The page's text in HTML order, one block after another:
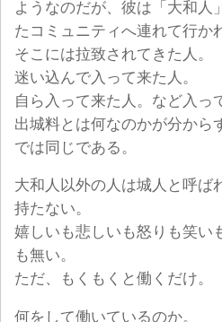
ようなのだが、彼は「大和人
たコミュニティへ連れて行か
そこには拉致されてきた人。
迷い込んで入って来た人。
自ら入って来た人。など入っ
出城料とは何なのかが分から
では同じである。
大和人以外の人は城人と呼ば
持たない。
嬉しいも悲しいも怒りも笑い
も無い。
ただ、もくもくと働くだけ。
何をして働いているのか。